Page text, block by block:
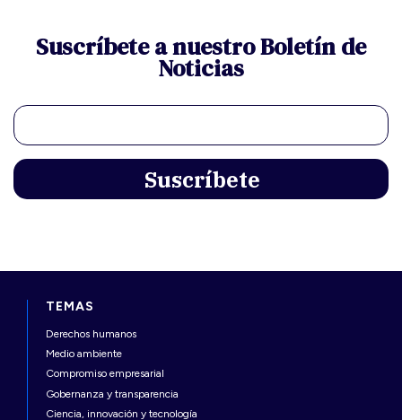
Suscríbete a nuestro Boletín de
Noticias
TEMAS
Derechos humanos
Medio ambiente
Compromiso empresarial
Gobernanza y transparencia
Ciencia, innovación y tecnología